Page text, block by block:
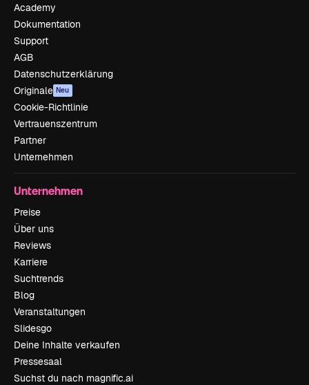
Academy
Dokumentation
Support
AGB
Datenschutzerklärung
Originale Neu
Cookie-Richtlinie
Vertrauenszentrum
Partner
Unternehmen
Unternehmen
Preise
Über uns
Reviews
Karriere
Suchtrends
Blog
Veranstaltungen
Slidesgo
Deine Inhalte verkaufen
Pressesaal
Suchst du nach magnific.ai